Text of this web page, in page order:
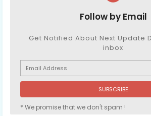
Follow by Email
Get Notified About Next Update
inbox
* We promise that we don't spam !